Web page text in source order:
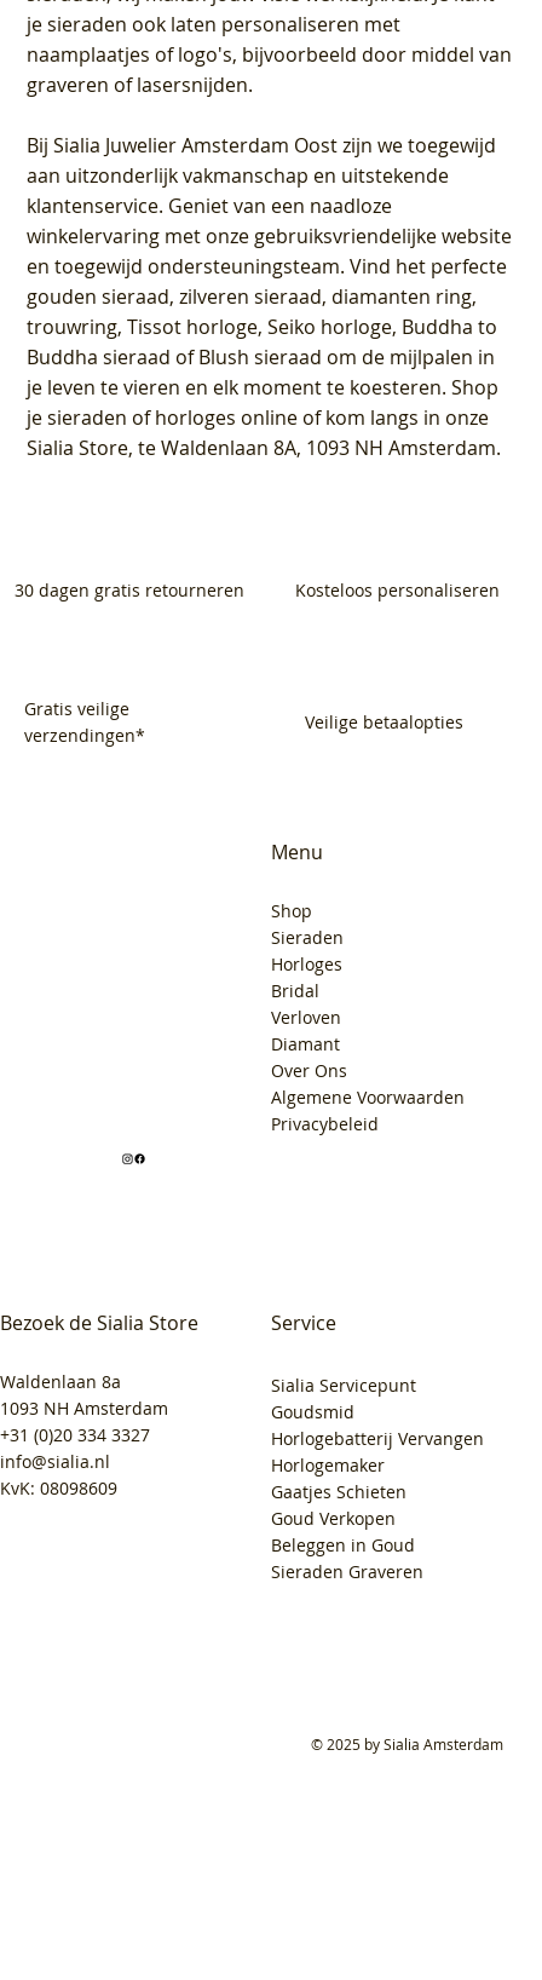
je sieraden ook laten personaliseren met
naamplaatjes of logo's, bijvoorbeeld door middel van
graveren of lasersnijden.
BijSialia Juwelier Amsterdam Oostzijn we toegewijd
aan uitzonderlijk vakmanschap en uitstekende
klantenservice. Geniet van een naadloze
winkelervaring met onze gebruiksvriendelijke website
en toegewijd ondersteuningsteam. Vind het perfecte
gouden sieraad, zilveren sieraad, diamanten ring,
trouwring, Tissot horloge, Seiko horloge, Buddha to
Buddha sieraad of Blush sieraad om de mijlpalen in
je leven te vieren en elk moment te koesteren. Shop
je sieraden of horloges online of kom langs in onze
Sialia Store, te Waldenlaan 8A, 1093 NH Amsterdam.
30 dagen gratis retourneren Kosteloos personaliseren
Gratis veilige
verzendingen*
Veilige betaalopties
Bezoek de Sialia Store
Waldenlaan 8a
1093 NH Amsterdam
+31 (0)20 334 3327
info@sialia.nl
KvK: 08098609
Menu
Shop
Sieraden
Horloges
Bridal
Verloven
Diamant
Over Ons
Algemene Voorwaarden
Privacybeleid
Service
Sialia Servicepunt
Goudsmid
Horlogebatterij Vervangen
Horlogemaker
Gaatjes Schieten
Goud Verkopen
Beleggen in Goud
Sieraden Graveren
© 2025 by Sialia Amsterdam